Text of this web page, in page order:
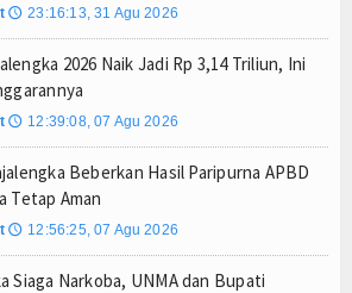
🕔 23:16:13, 31 Agu 2026
2026 Naik Jadi Rp 3,14 Triliun, Ini
🕔 12:39:08, 07 Agu 2026
Beberkan Hasil Paripurna APBD
Tetap Aman
🕔 12:56:25, 07 Agu 2026
Siaga Narkoba, UNMA dan Bupati